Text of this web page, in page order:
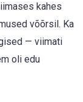
kahes
võõrsil. Ka
— viimati
oli edu